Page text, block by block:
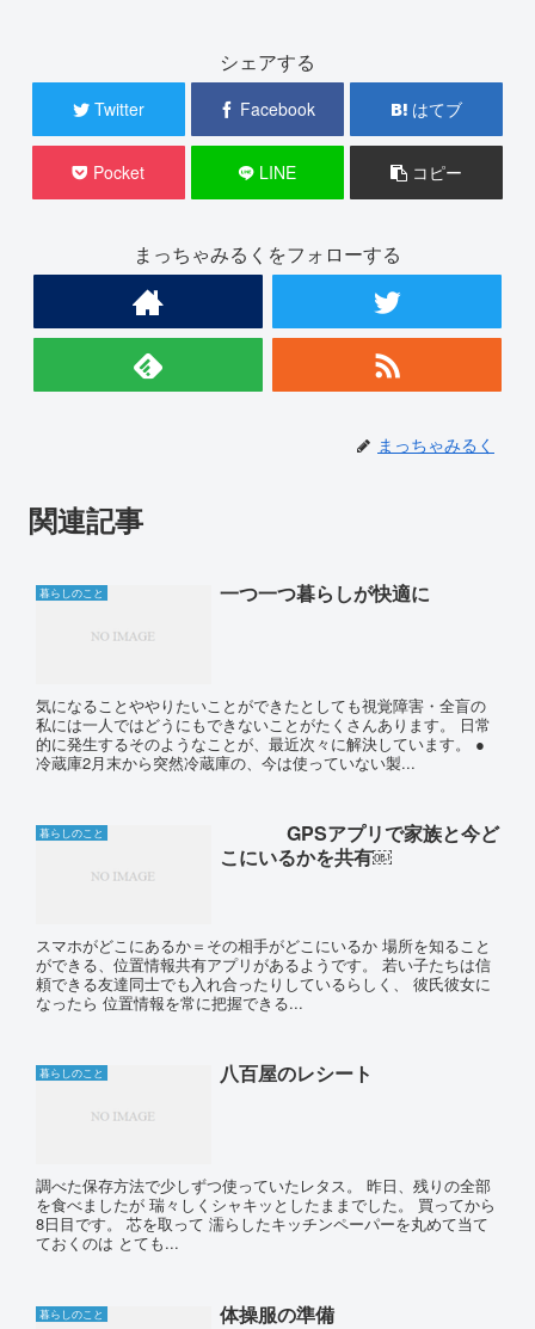
シェアする
Twitter Facebook はてブ
Pocket LINE コピー
まっちゃみるくをフォローする
まっちゃみるく
関連記事
暮らしのこと 一つ一つ暮らしが快適に
気になることややりたいことができたとしても視覚障害・全盲の
私には一人ではどうにもできないことがたくさんあります。 日常
的に発生するそのようなことが、最近次々に解決しています。 ●
冷蔵庫2月末から突然冷蔵庫の、今は使っていない製...
暮らしのこと
GPSアプリで家族と今ど
こにいるかを共有￼
スマホがどこにあるか＝その相手がどこにいるか 場所を知ること
ができる、位置情報共有アプリがあるようです。 若い子たちは信
頼できる友達同士でも入れ合ったりしているらしく、 彼氏彼女に
なったら 位置情報を常に把握できる...
暮らしのこと 八百屋のレシート
調べた保存方法で少しずつ使っていたレタス。 昨日、残りの全部
を食べましたが 瑞々しくシャキッとしたままでした。 買ってから
8日目です。 芯を取って 濡らしたキッチンペーパーを丸めて当て
ておくのは とても...
暮らしのこと 体操服の準備